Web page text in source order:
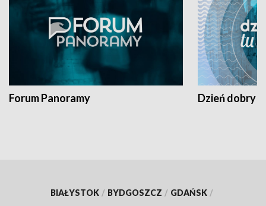
Forum Panoramy Dzień dobry
BIAŁYSTOK / BYDGOSZCZ / GDAŃSK /